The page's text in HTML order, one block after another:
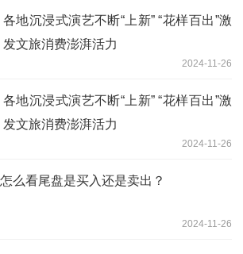
各地沉浸式演艺不断“上新” “花样百出”激
发文旅消费澎湃活力
2024-11-26
各地沉浸式演艺不断“上新” “花样百出”激
发文旅消费澎湃活力
2024-11-26
么看尾盘是买入还是卖出？
2024-11-26